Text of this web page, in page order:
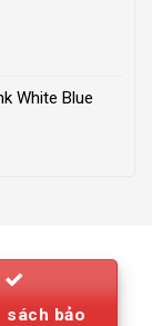
White Blue
sách bảo